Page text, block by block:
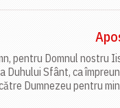
pentru Domnul nostru
Duhului Sfânt, ca
Dumnezeu pentru